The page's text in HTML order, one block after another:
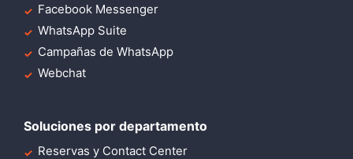
Facebook Messenger
WhatsApp Suite
Campañas de WhatsApp
Webchat
Soluciones por departamento
Reservas y Contact Center